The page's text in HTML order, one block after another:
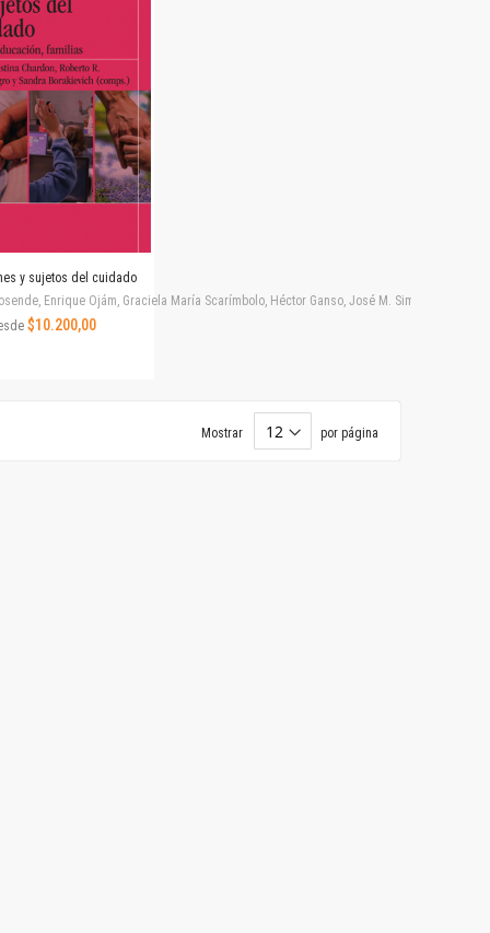
y sujetos del cuidado
Enrique Ojám, Graciela María Scarímbolo, Héctor Ganso, José M. Simonetti,
$10.200,00
Mostrar por página